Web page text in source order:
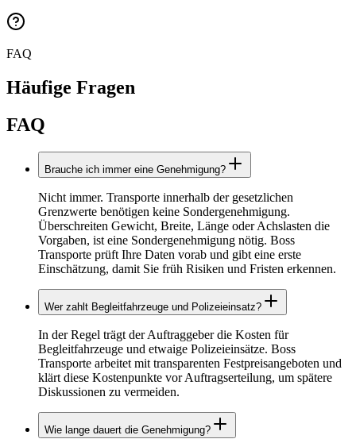
FAQ
Häufige Fragen
FAQ
Brauche ich immer eine Genehmigung?
Nicht immer. Transporte innerhalb der gesetzlichen
Grenzwerte benötigen keine Sondergenehmigung.
Überschreiten Gewicht, Breite, Länge oder Achslasten die
Vorgaben, ist eine Sondergenehmigung nötig. Boss
Transporte prüft Ihre Daten vorab und gibt eine erste
Einschätzung, damit Sie früh Risiken und Fristen erkennen.
Wer zahlt Begleitfahrzeuge und Polizeieinsatz?
In der Regel trägt der Auftraggeber die Kosten für
Begleitfahrzeuge und etwaige Polizeieinsätze. Boss
Transporte arbeitet mit transparenten Festpreisangeboten und
klärt diese Kostenpunkte vor Auftragserteilung, um spätere
Diskussionen zu vermeiden.
Wie lange dauert die Genehmigung?